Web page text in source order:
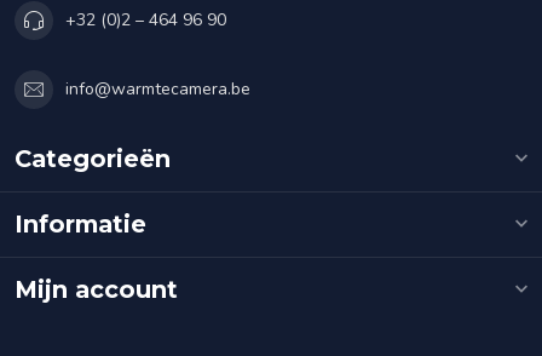
+32 (0)2 – 464 96 90
info@warmtecamera.be
Categorieën
Informatie
Mijn account